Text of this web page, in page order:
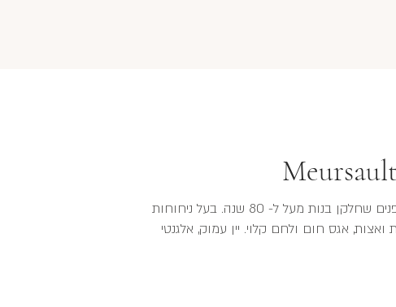
זהו ללא עוררין הכרם הטוב ביותר של מרסו. מגפנים שחלקן בנות מעל ל- 80 שנה. בעל ניחוחות
ואצות, אגס חום ולחם קלוי. יין עמוק, אלגנטי